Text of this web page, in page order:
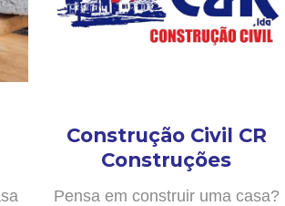
Construção Civil CR
Construções
Pensa em construir uma casa?